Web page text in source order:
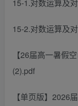
15-1.对数运算及
15-2.对数运算及
【26届高一暑假
(2).pdf
【单页版】2026